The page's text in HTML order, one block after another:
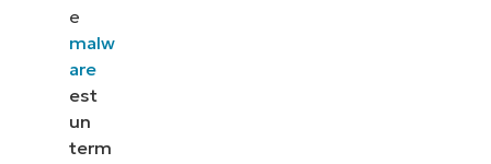
e
malw
are
est
un
term